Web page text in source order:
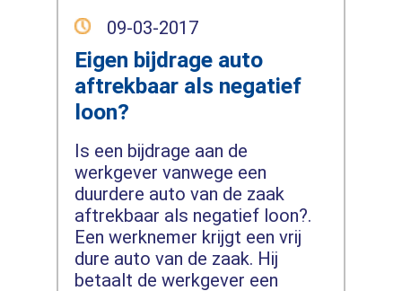
09-03-2017
Eigen bijdrage auto
aftrekbaar als negatief
loon?
Is een bijdrage aan de
werkgever vanwege een
duurdere auto van de zaak
aftrekbaar als negatief loon?.
Een werknemer krijgt een vrij
dure auto van de zaak. Hij
betaalt de werkgever een